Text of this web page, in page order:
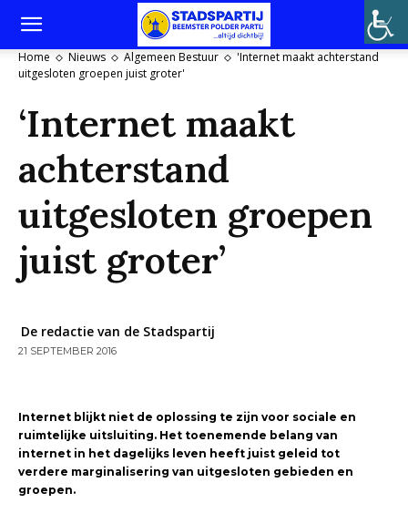
Home Nieuws Algemeen Bestuur
'Internet maakt achterstand
uitgesloten groepen juist groter'
‘Internet maakt
achterstand
uitgesloten groepen
juist groter’
De redactie van de Stadspartij
21 SEPTEMBER 2016
Internet blijkt niet de oplossing te zijn voor sociale en
ruimtelijke uitsluiting. Het toenemende belang van
internet in het dagelijks leven heeft juist geleid tot
verdere marginalisering van uitgesloten gebieden en
groepen.